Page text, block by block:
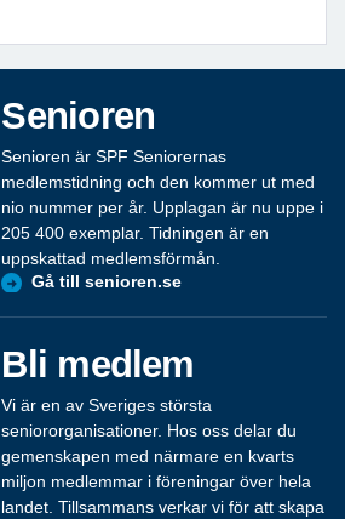
Senioren
Senioren är SPF Seniorernas
medlemstidning och den kommer ut med
nio nummer per år. Upplagan är nu uppe i
205 400 exemplar. Tidningen är en
uppskattad medlemsförmån.
Gå till senioren.se
Bli medlem
Vi är en av Sveriges största
seniororganisationer. Hos oss delar du
gemenskapen med närmare en kvarts
miljon medlemmar i föreningar över hela
landet. Tillsammans verkar vi för att skapa